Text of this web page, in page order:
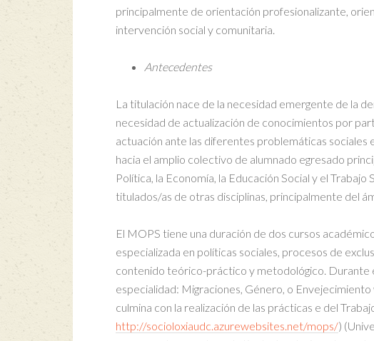
principalmente de orientación profesionalizante,
intervención social y comunitaria.
Antecedentes
La titulación nace de la necesidad emergente de la
necesidad de actualización de conocimientos por
actuación ante las diferentes problemáticas
hacia el amplio colectivo de alumnado egresado
Política, la Economía, la Educación Social y el
titulados/as de otras disciplinas, principalmente del
El MOPS tiene una duración de dos cursos
especializada en políticas sociales, procesos de
contenido teórico-práctico y metodológico. Durante
especialidad: Migraciones, Género, o
culmina con la realización de las prácticas e del
http://socioloxiaudc.azurewebsites.net/mops/)